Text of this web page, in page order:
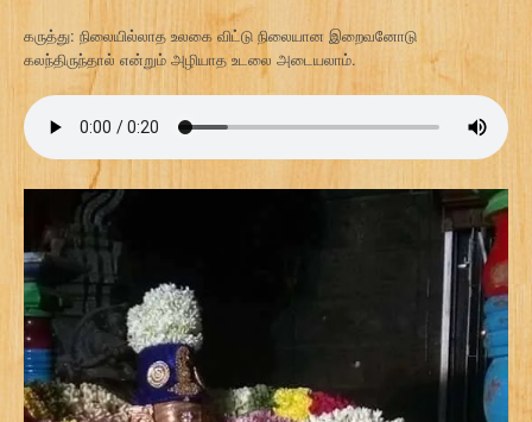
கருத்து: நிலையில்லாத உலகை விட்டு நிலையான இறைவனோடு
கலந்திருந்தால் என்றும் அழியாத உடலை அடையலாம்.